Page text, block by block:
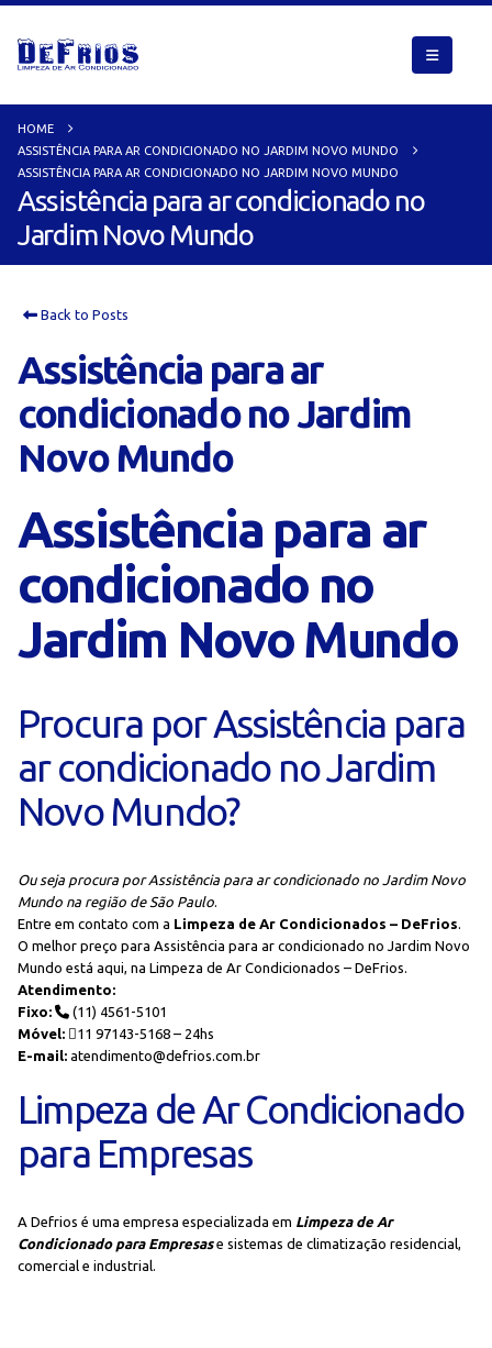
HOME
ASSISTÊNCIA PARA AR CONDICIONADO NO JARDIM NOVO MUNDO
ASSISTÊNCIA PARA AR CONDICIONADO NO JARDIM NOVO MUNDO
Assistência para ar condicionado no
Jardim Novo Mundo
Back to Posts
Assistência para ar
condicionado no Jardim
Novo Mundo
Assistência para ar
condicionado no
Jardim Novo Mundo
Procura por Assistência para
ar condicionado no Jardim
Novo Mundo?
Ou seja procura por Assistência para ar condicionado no Jardim Novo
Mundo na região de São Paulo.
Entre em contato com a Limpeza de Ar Condicionados – DeFrios.
O melhor preço para Assistência para ar condicionado no Jardim Novo
Mundo está aqui, na Limpeza de Ar Condicionados – DeFrios.
Atendimento:
Fixo:
(11) 4561-5101
Móvel:
11 97143-5168 – 24hs
E-mail: atendimento@defrios.com.br
Limpeza de Ar Condicionado
para Empresas
A Defrios é uma empresa especializada em Limpeza de Ar
Condicionado para Empresase sistemas de climatização residencial,
comercial e industrial.